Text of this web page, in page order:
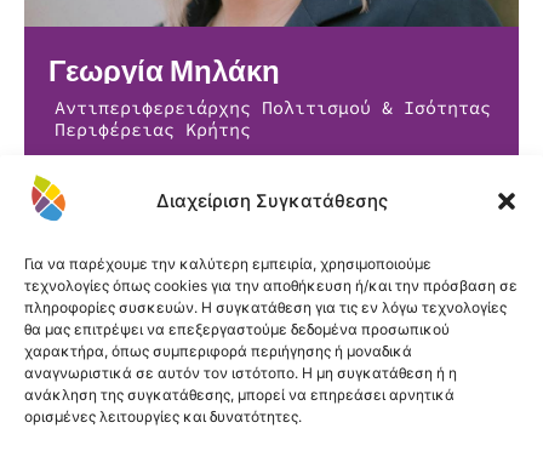
Διαχείριση Συγκατάθεσης
Για να παρέχουμε την καλύτερη εμπειρία, χρησιμοποιούμε
τεχνολογίες όπως cookies για την αποθήκευση ή/και την πρόσβαση σε
πληροφορίες συσκευών. Η συγκατάθεση για τις εν λόγω τεχνολογίες
θα μας επιτρέψει να επεξεργαστούμε δεδομένα προσωπικού
χαρακτήρα, όπως συμπεριφορά περιήγησης ή μοναδικά
αναγνωριστικά σε αυτόν τον ιστότοπο. Η μη συγκατάθεση ή η
ανάκληση της συγκατάθεσης, μπορεί να επηρεάσει αρνητικά
ορισμένες λειτουργίες και δυνατότητες.
Γεωργία Μηλάκη
Αντιπεριφερειάρχης Πολιτισμού & Ισότητας
Περιφέρειας Κρήτης